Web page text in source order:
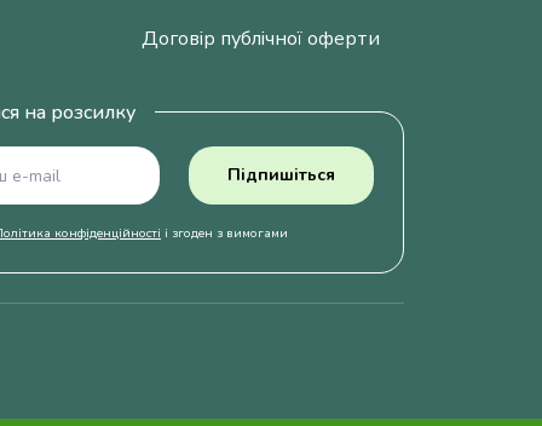
Договір публічної оферти
на розсилку
Підпишіться
конфіденційності і згоден з вимогами